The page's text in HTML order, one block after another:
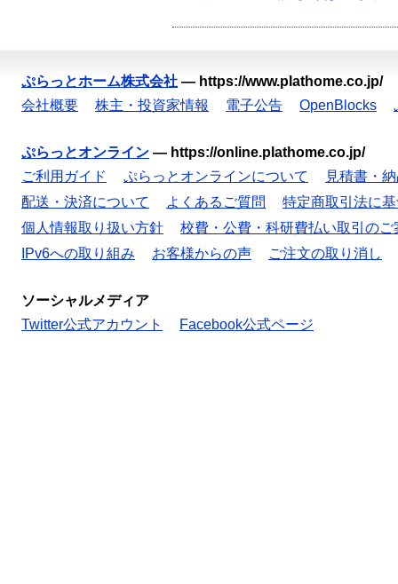
ぷらっとホーム株式会社 — https://www.plathome.co.jp/
会社概要
株主・投資家情報 電子公告 OpenBlocks
ぷらっとオンライン — https://online.plathome.co.jp/
ご利用ガイド
ぷらっとオンラインについて
見積書・
配送・決済について
よくあるご質問
特定商取引法に
個人情報取り扱い方針
校費・公費・科研費払い取引のご
IPv6への取り組み
お客様からの声 ご注文の取り消し
ソーシャルメディア
Twitter公式アカウント
Facebook公式ページ